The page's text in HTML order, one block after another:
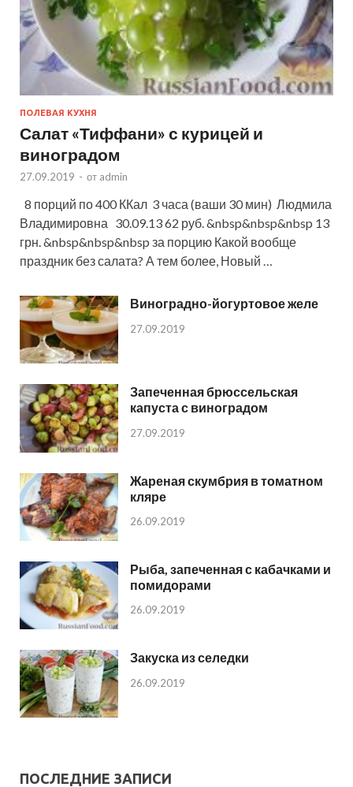
ПОЛЕВАЯ КУХНЯ
Салат «Тиффани» с курицей и
виноградом
27.09.2019 - от admin
8 порций по 400 ККал 3 часа (ваши 30 мин) Людмила
Владимировна 30.09.13 62 руб. &nbsp&nbsp&nbsp 13
грн. &nbsp&nbsp&nbsp за порцию Какой вообще
праздник без салата? А тем более, Новый …
Виноградно-йогуртовое желе
27.09.2019
Запеченная брюссельская
капуста с виноградом
27.09.2019
Жареная скумбрия в томатном
кляре
26.09.2019
Рыба, запеченная с кабачками и
помидорами
26.09.2019
Закуска из селедки
26.09.2019
ПОСЛЕДНИЕ ЗАПИСИ